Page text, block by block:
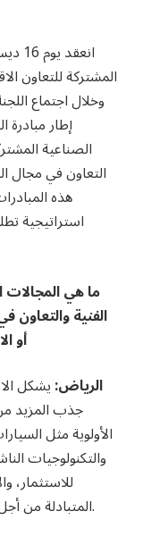
المشتركة للتعاون
وخلال اجتماع
إطار
الصناعية
التعاون في مجال
هذه
استراتيجية
الفنية والتعاون
أو
الرياض:يشكل
جذب المزيد
الأولوية مثل
والتكنولوجيات
للاستثمار،
المتبادلة من أجل الارتقاء بمشاريعنا إلى مستوى أكثر طموحا.